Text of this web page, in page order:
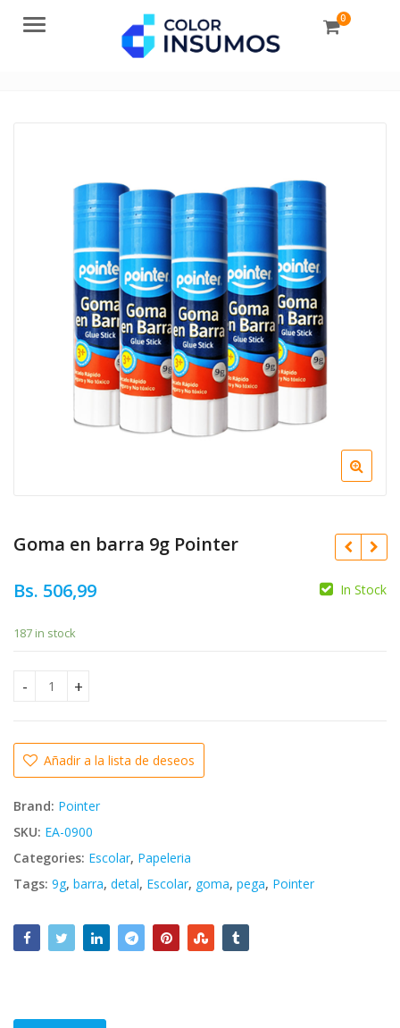
Menu 0
Goma en barra 9g Pointer
Bs. 506,99 In Stock
187 in stock
Goma en barra 9g Pointer quantity
Añadir a la lista de deseos
Brand: Pointer
SKU: EA-0900
Categories: Escolar, Papeleria
Tags: 9g, barra, detal, Escolar, goma, pega, Pointer